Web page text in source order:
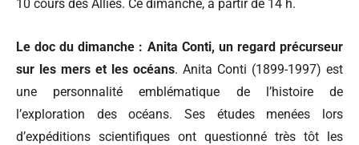
10 cours des Alliés. Ce dimanche, à partir de 14 h.
Le doc du dimanche : Anita Conti, un regard précurseur
sur les mers et les océans. Anita Conti (1899-1997) est
une personnalité emblématique de l’histoire de
l’exploration des océans. Ses études menées lors
d’expéditions scientifiques ont questionné très tôt les